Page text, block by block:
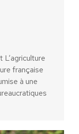
française
à une